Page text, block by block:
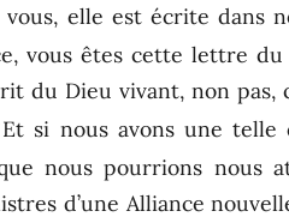
vous, elle est écrite
vous êtes cette lettre
du Dieu vivant, non
Et si nous avons une
nous pourrions nous
d’une Alliance